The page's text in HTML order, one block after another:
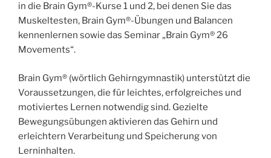
in die Brain Gym®-Kurse 1 und 2, bei denen Sie das
Muskeltesten, Brain Gym®-Übungen und Balancen
kennenlernen sowie das Seminar „Brain Gym® 26
Movements“.
Brain Gym® (wörtlich Gehirngymnastik) unterstützt die
Voraussetzungen, die für leichtes, erfolgreiches und
motiviertes Lernen notwendig sind. Gezielte
Bewegungsübungen aktivieren das Gehirn und
erleichtern Verarbeitung und Speicherung von
Lerninhalten.